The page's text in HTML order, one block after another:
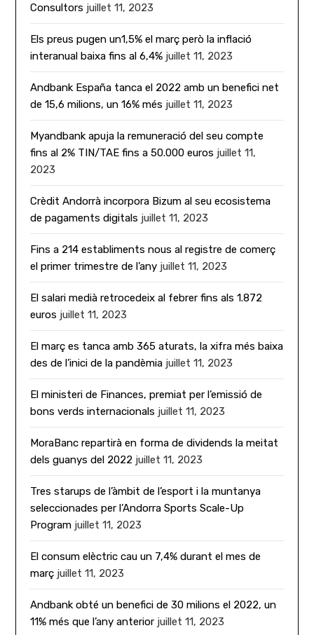
Consultors juillet 11, 2023
Els preus pugen un1,5% el març però la inflació
interanual baixa fins al 6,4% juillet 11, 2023
Andbank España tanca el 2022 amb un benefici net
de 15,6 milions, un 16% més juillet 11, 2023
Myandbank apuja la remuneració del seu compte
fins al 2% TIN/TAE fins a 50.000 euros juillet 11,
2023
Crèdit Andorrà incorpora Bizum al seu ecosistema
de pagaments digitals juillet 11, 2023
Fins a 214 establiments nous al registre de comerç
el primer trimestre de l’any juillet 11, 2023
El salari medià retrocedeix al febrer fins als 1.872
euros juillet 11, 2023
El març es tanca amb 365 aturats, la xifra més baixa
des de l’inici de la pandèmia juillet 11, 2023
El ministeri de Finances, premiat per l’emissió de
bons verds internacionals juillet 11, 2023
MoraBanc repartirà en forma de dividends la meitat
dels guanys del 2022 juillet 11, 2023
Tres starups de l’àmbit de l’esport i la muntanya
seleccionades per l’Andorra Sports Scale-Up
Program juillet 11, 2023
El consum elèctric cau un 7,4% durant el mes de
març juillet 11, 2023
Andbank obté un benefici de 30 milions el 2022, un
11% més que l’any anterior juillet 11, 2023